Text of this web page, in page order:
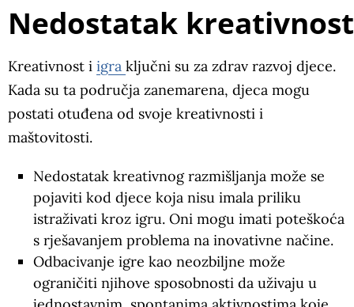
Nedostatak
Kreativnost i igra ključni su za zdrav razvoj djece.
Kada su ta područja zanemarena, djeca mogu
postati otuđena od svoje kreativnosti i
maštovitosti.
Nedostatak kreativnog razmišljanja može se
pojaviti kod djece koja nisu imala priliku
istraživati kroz igru. Oni mogu imati poteškoća
s rješavanjem problema na inovativne načine.
Odbacivanje igre kao neozbiljne može
ograničiti njihove sposobnosti da uživaju u